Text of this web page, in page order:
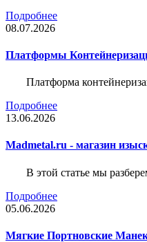
Подробнее
08.07.2026
Платформы
Платформа
Подробнее
13.06.2026
Madmetal.ru - магазин
В этой статье мы
Подробнее
05.06.2026
Мягкие Портновские